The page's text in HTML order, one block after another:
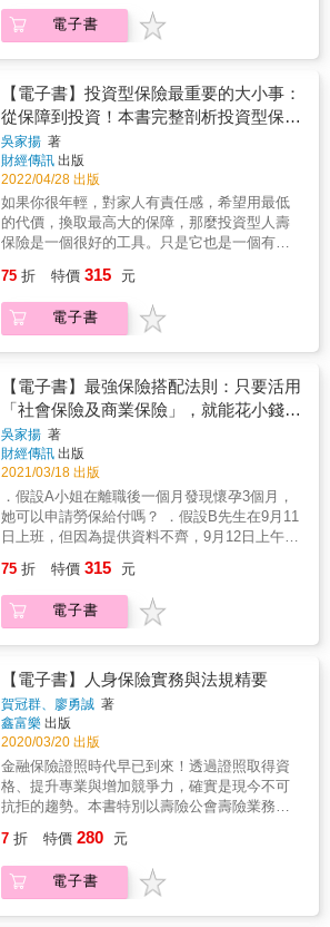
錯誤的想像而產生錯誤運用方式，最後產生受
騙的感覺。 投資型保險簡單而言，就是可以與
相當詳細的說明。 舉例而言，對一個30歲的年
輕人，假設選擇購買某市售投資型人壽保險，
年繳6萬元保費，連續20年，目標保額設定600
萬元，選擇的連結標的年化報酬率是3%(這是很
務實的評估，持續幾十年，每年都賺3%雖然不
太可能，但只要標的選得好，時間夠長的話，
平均年化報酬率3%是有很高的達成機率的)。那
麼20年後解約，你可以享有約126萬左右的保單
帳戶價值。如果你不解約，在繳滿20年後，仍
可以獲得相當時間的保障。 這樣算下來，如果
言，你的解約金還高於付出的保費)來取得高額
的保障。 如果這個年輕人選擇投資型年金保
險。以某市售商品為例，在年繳1萬人民幣，連
率同樣為3%。那麼在第30年開始，可以領取年
金終身，月領1077人民幣，並保證至少15年。
投資型年金保險若連結的商品年化投資酬率
為-3%，那麼在第30年，只能一次領回104158
元人民幣。 不過投資型人壽保險的績效與你選
擇的投資標的有很大的關係。同樣一個30歲的
年輕人。如果投資績效連續34年每年都
為-3%，那麼保險會在63歲時結束。20年的解
險，你也必須對連結的投資標的有一定的了
解。才能充分發揮投資型保險的效益。 本書全
面解析投資型保險的原理及相關知識。讓你可
以清楚判斷是否要購買相關的商品，不會因為
誤解而浪費了金錢。 本書特色 大量案例，降低
小白入門的困難度 金融商品的產生，會運用到
許多日常生活碰不到的概念，因此入門的門檻
其實不低。本書解決的方法是利用大量的案例
來說明。讀者如果看內文覺得吃力，不妨先往
下看案例。會更容易進入狀況。 看懂保險公司
網站的資訊，收集資料不求人 所有保險公司都
會把相關商品資訊放在網站上。只是大量的專
有名詞，讓一般消費者望而卻步。本書替你用
白話解釋網站在的「文言文」條文。讓你可以
實務建議，讓你少走冤枉路 由於投資型保險可
以依人們的生命周期而調整。因此作者建議讀
者在30歲到65歲階段以投保較高的保額為主要
電子書
【電子書】投資型保險最重要的大小事：
從保障到投資！本書完整剖析投資型保險
的原理及相關知識，讓你超越保險業務員
和銀行理專，做出最利己的理財規劃
吳家揚 著
財經傳訊 出版
2022/04/28 出版
如果你很年輕，對家人有責任感，希望用最低
的代價，換取最高大的保障，那麼投資型人壽
保險是一個很好的工具。只是它也是一個有
要目的在於保險，而非「投資」。因為對它有
錯誤的想像而產生錯誤運用方式，最後產生受
騙的感覺。 投資型保險簡單而言，就是可以與
相當詳細的說明。 舉例而言，對一個30歲的年
輕人，假設選擇購買某市售投資型人壽保險，
年繳6萬元保費，連續20年，目標保額設定600
萬元，選擇的連結標的年化報酬率是3%(這是很
務實的評估，持續幾十年，每年都賺3%雖然不
太可能，但只要標的選得好，時間夠長的話，
平均年化報酬率3%是有很高的達成機率的)。那
麼20年後解約，你可以享有約126萬左右的保單
帳戶價值。如果你不解約，在繳滿20年後，仍
可以獲得相當時間的保障。 這樣算下來，如果
言，你的解約金還高於付出的保費)來取得高額
的保障。 如果這個年輕人選擇投資型年金保
險。以某市售商品為例，在年繳1萬人民幣，連
率同樣為3%。那麼在第30年開始，可以領取年
金終身，月領1077人民幣，並保證至少15年。
投資型年金保險若連結的商品年化投資酬率
為-3%，那麼在第30年，只能一次領回104158
元人民幣。 不過投資型人壽保險的績效與你選
擇的投資標的有很大的關係。同樣一個30歲的
年輕人。如果投資績效連續34年每年都
約金也只有約67.3萬。 因此，購買投資型保
險，你也必須對連結的投資標的有一定的了
解。才能充分發揮投資型保險的效益。 本書全
面解析投資型保險的原理及相關知識。讓你可
75 折 特價 315 元
電子書
【電子書】最強保險搭配法則：只要活用
「社會保險及商業保險」，就能花小錢聰
明打造CP值最高的超級保單
吳家揚 著
財經傳訊 出版
2021/03/18 出版
．假設A小姐在離職後一個月發現懷孕3個月，
她可以申請勞保給付嗎？ ．假設B先生在9月11
日上班，但因為提供資料不齊，9月12日上午資
下午3點發生意外導致失能，他是否可以申請勞
保給付？ ．你知道勞工保險和國民年金保險有
哪些保險給付嗎？ ．你知道非因公生病住院４
在不該花的地方，而那筆錢你原來是可以用在
投資上、或是提升生活品質。 人吃五穀雜糧，
總是會有倒楣事發生，因此需要買保險，以轉
嫁風險。風險的轉嫁不是無價，但是要如何把
費用降到最低，免得因為「保險」而產生財務
「風險」？ 一個最基礎的概念，就是商業保險
要與社會保險妥善的搭配，用商業保險補社會
保險的不足。很可惜，多數人上班多年，還是
不太清楚自己的社會保險有哪些。反正出了
下，談什麼商業保險和社會保險的搭配呢？ 我
國社會保險超強，提供以下左列的給付，不足
之處則用相對應的商業保險（右列）來補足：
75 折 特價 315 元
電子書
【電子書】人身保險實務與法規精要
賀冠群、廖勇誠 著
鑫富樂 出版
2020/03/20 出版
金融保險證照時代早已到來！透過證照取得資
格、提升專業與增加競爭力，確實是現今不可
抗拒的趨勢。本書特別以壽險公會壽險業務員
題及105~108年人身保險代理人人身保險實務
概要考題，透過系統化列舉編撰與逐題解析模
式，協助從業人員或學生效率化學習壽險商
7 折 特價 280 元
電子書